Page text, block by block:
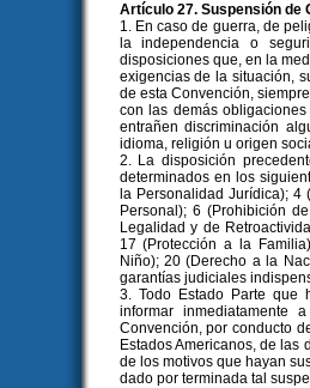
Artículo 27. Suspensión de
1. En caso de guerra, de
la independencia o
disposiciones que, en la
exigencias de la situación,
de esta Convención,
con las demás
entrañen discriminación
idioma, religión u origen
2. La disposición
determinados en los
la Personalidad Jurídica);
Personal); 6 (Prohibición
Legalidad y de
17 (Protección a la
Niño); 20 (Derecho a la
garantías judiciales
3. Todo Estado Parte que
informar inmediatamente
Convención, por conducto
Estados Americanos, de
de los motivos que hayan
dado por terminada tal